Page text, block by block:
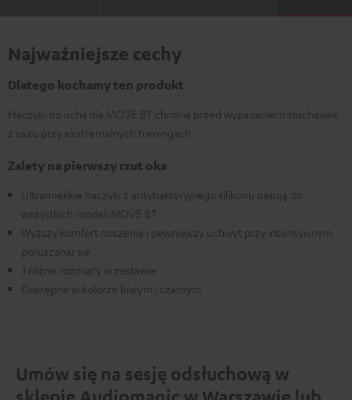
Najważniejsze cechy
Dlatego kochamy ten produkt
Haczyki do ucha dla MOVE BT chronią przed wypadaniem słuchawek
z uszu przy ekstremalnych treningach
Zalety na pierwszy rzut oka
Ultramiękkie haczyki z antybaktyryjnego silikonu pasują do
wszystkich modeli MOVE BT
Wyższy komfort noszenia i pewniejszy uchwyt przy intensywnym
poruszaniu się
3 różne rozmiary w zestawie
Dostępne w kolorze białym i czarnym
Umów się na sesję odsłuchową w